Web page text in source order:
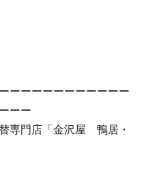
ーーーーーーーーーーー
ーー
専門店「金沢屋 鴨居・